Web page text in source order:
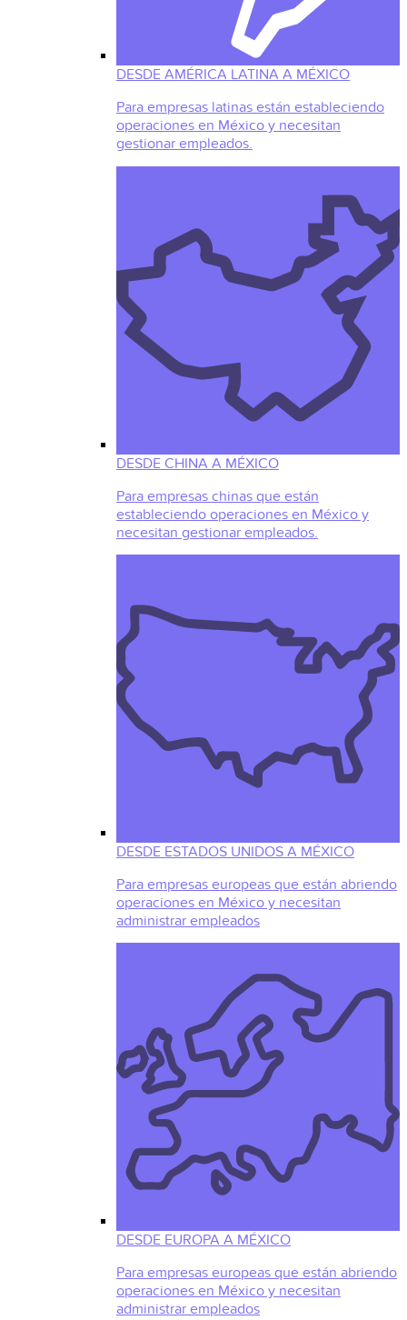
DESDE AMÉRICA LATINA A MÉXICO
Para empresas latinas están estableciendo
operaciones en México y necesitan
gestionar empleados.
DESDE CHINA A MÉXICO
Para empresas chinas que están
estableciendo operaciones en México y
necesitan gestionar empleados.
DESDE ESTADOS UNIDOS A MÉXICO
Para empresas europeas que están abriendo
operaciones en México y necesitan
administrar empleados
DESDE EUROPA A MÉXICO
Para empresas europeas que están abriendo
operaciones en México y necesitan
administrar empleados